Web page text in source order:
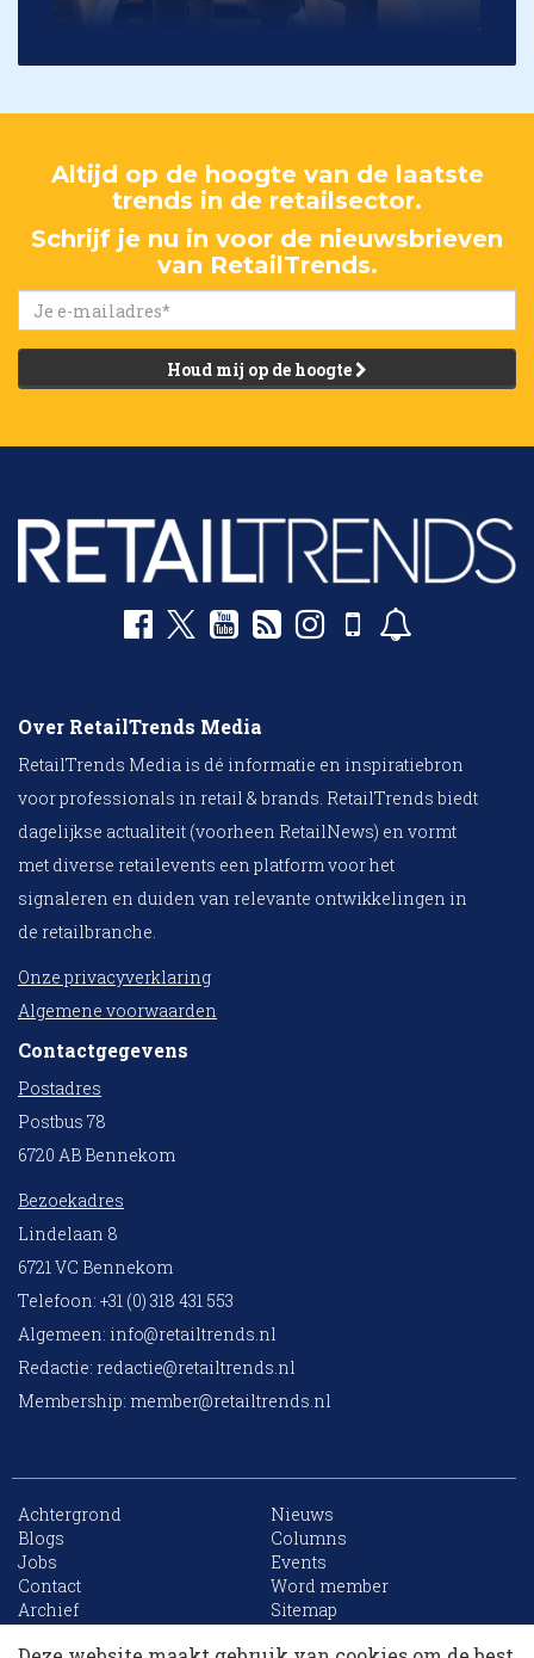
Altijd op de hoogte van de laatste
trends in de retailsector.
Schrijf je nu in voor de nieuwsbrieven
van RetailTrends.
Houd mij op de hoogte
Over RetailTrends Media
RetailTrends Media is dé informatie en inspiratiebron
voor professionals in retail & brands. RetailTrends biedt
dagelijkse actualiteit (voorheen RetailNews) en vormt
met diverse retailevents een platform voor het
signaleren en duiden van relevante ontwikkelingen in
de retailbranche.
Onze privacyverklaring
Algemene voorwaarden
Contactgegevens
Postadres
Postbus 78
6720 AB Bennekom
Bezoekadres
Lindelaan 8
6721 VC Bennekom
Telefoon: +31 (0) 318 431 553
Algemeen: info@retailtrends.nl
Redactie: redactie@retailtrends.nl
Membership: member@retailtrends.nl
Achtergrond
Nieuws
Blogs
Columns
Jobs
Events
Contact
Word member
Archief
Sitemap